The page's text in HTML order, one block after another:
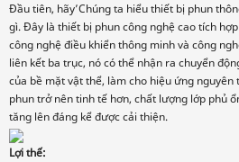
Đầu tiên, hãy’Chúng ta hiểu thiết bị phun
gì. Đây là thiết bị phun công nghệ cao tích
công nghệ điều khiển thông minh và công
liên kết ba trục, nó có thể nhận ra chuyển
của bề mặt vật thể, làm cho hiệu ứng
phun trở nên tinh tế hơn, chất lượng lớp phủ
tăng lên đáng kể được cải thiện.
Lợi thế: